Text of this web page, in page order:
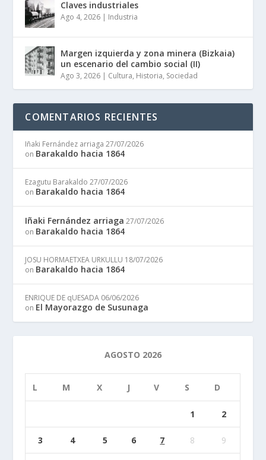
Claves industriales
Ago 4, 2026 | Industria
Margen izquierda y zona minera (Bizkaia)
un escenario del cambio social (II)
Ago 3, 2026 | Cultura, Historia, Sociedad
COMENTARIOS RECIENTES
Iñaki Fernández arriaga 27/07/2026
on Barakaldo hacia 1864
Ezagutu Barakaldo 27/07/2026
on Barakaldo hacia 1864
Iñaki Fernández arriaga 27/07/2026
on Barakaldo hacia 1864
JOSU HORMAETXEA URKULLU 18/07/2026
on Barakaldo hacia 1864
ENRIQUE DE qUESADA 06/06/2026
on El Mayorazgo de Susunaga
AGOSTO 2026
L M X J V S D
1 2
3 4 5 6 7 8 9